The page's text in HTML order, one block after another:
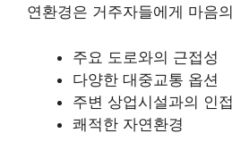
연환경은 거주자들에게 마음
주요 도로와의 근접성
다양한 대중교통 옵션
주변 상업시설과의 인
쾌적한 자연환경